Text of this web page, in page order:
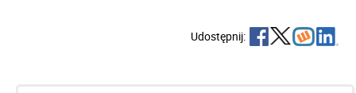
Udostępnij: